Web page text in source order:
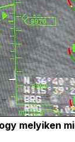
melyiken